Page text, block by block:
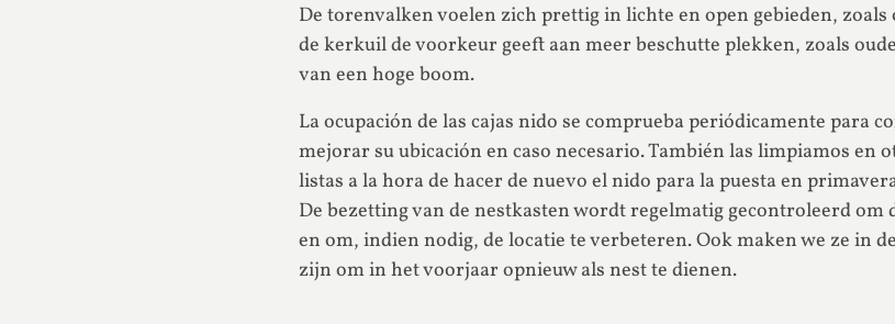
De torenvalken voelen zich prettig in lichte en open gebieden,
de kerkuil de voorkeur geeft aan meer beschutte plekken, zoals
van een hoge boom.
La ocupación de las cajas nido se comprueba periódicamente para
mejorar su ubicación en caso necesario. También las limpiamos en
listas a la hora de hacer de nuevo el nido para la puesta en
De bezetting van de nestkasten wordt regelmatig gecontroleerd om
en om, indien nodig, de locatie te verbeteren. Ook maken we ze in
zijn om in het voorjaar opnieuw als nest te dienen.